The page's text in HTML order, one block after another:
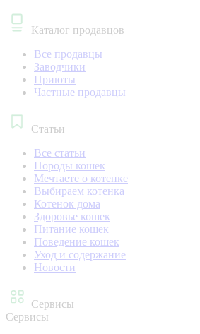
Каталог продавцов
Все продавцы
Заводчики
Приюты
Частные продавцы
Статьи
Все статьи
Породы кошек
Мечтаете о котенке
Выбираем котенка
Котенок дома
Здоровье кошек
Питание кошек
Поведение кошек
Уход и содержание
Новости
Сервисы
Сервисы